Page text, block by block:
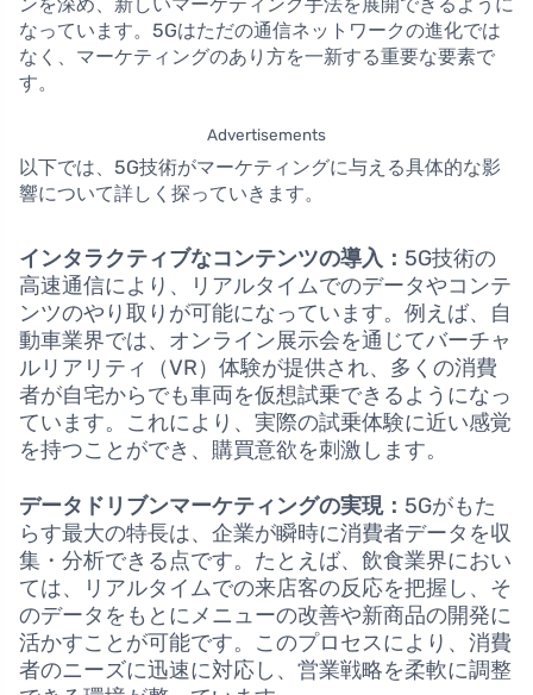
なっています。5Gはただの通信ネットワークの進化では
なく、マーケティングのあり方を一新する重要な要素で
す。
Advertisements
以下では、5G技術がマーケティングに与える具体的な影
響について詳しく探っていきます。
インタラクティブなコンテンツの導入： 5G技術の
高速通信により、リアルタイムでのデータやコンテ
ンツのやり取りが可能になっています。例えば、自
動車業界では、オンライン展示会を通じてバーチャ
ルリアリティ（VR）体験が提供され、多くの消費
者が自宅からでも車両を仮想試乗できるようになっ
ています。これにより、実際の試乗体験に近い感覚
を持つことができ、購買意欲を刺激します。
データドリブンマーケティングの実現： 5Gがもた
らす最大の特長は、企業が瞬時に消費者データを収
集・分析できる点です。たとえば、飲食業界におい
ては、リアルタイムでの来店客の反応を把握し、そ
のデータをもとにメニューの改善や新商品の開発に
活かすことが可能です。このプロセスにより、消費
者のニーズに迅速に対応し、営業戦略を柔軟に調整